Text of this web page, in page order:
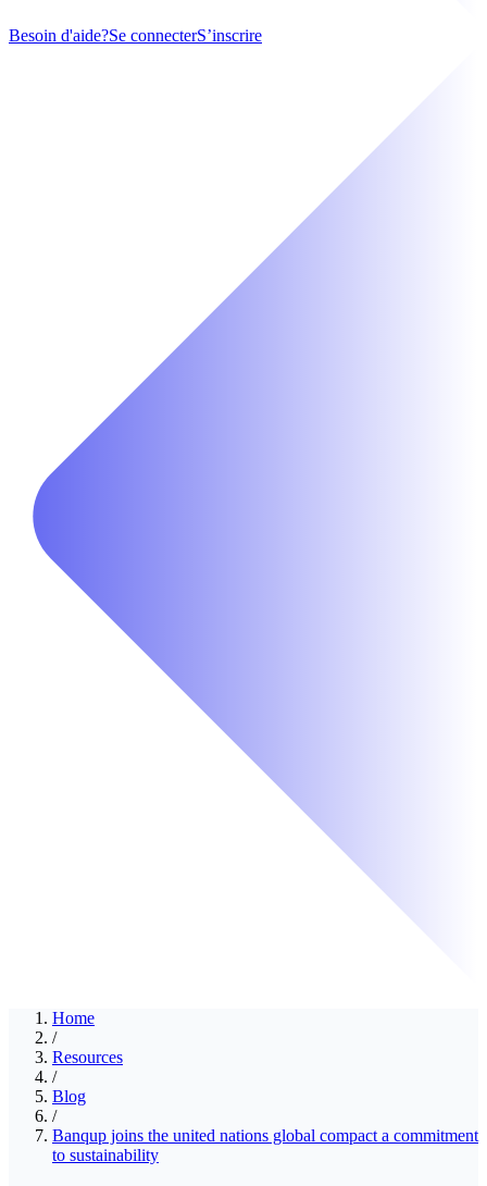
Besoin d'aide?Se connecterS’inscrire
Home
/
Resources
/
Blog
/
Banqup joins the united nations global compact a commitment
to sustainability